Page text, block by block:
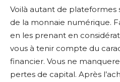
Voilà autant de plateformes
de la monnaie numérique.
en les prenant en
vous à tenir compte du
financier. Vous ne
pertes de capital. Après